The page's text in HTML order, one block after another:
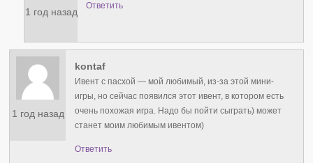
1 год назад
Ответить
1 год назад
kontaf
Ивент с пасхой — мой любимый, из-за этой мини-
игры, но сейчас появился этот ивент, в котором есть
очень похожая игра. Надо бы пойти сыграть) может
станет моим любимым ивентом)
Ответить